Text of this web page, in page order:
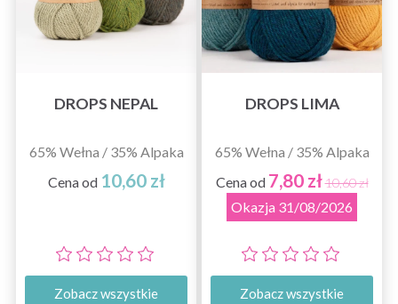
DROPS NEPAL
65% Wełna / 35% Alpaka
Cena od 10,60 zł
Zobacz wszystkie
DROPS LIMA
65% Wełna / 35% Alpaka
Cena od 7,80 zł10,60 zł
Okazja 31/08/2026
Zobacz wszystkie